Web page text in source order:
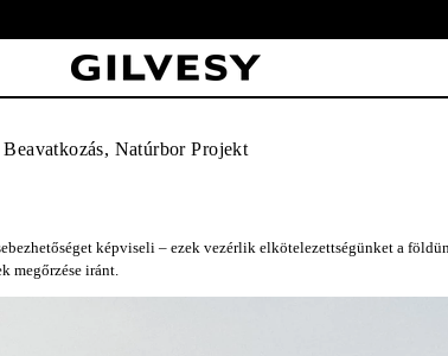
Natúrbor Projekt
képviseli – ezek vezérlik elkötelezettségünket a
megőrzése iránt.